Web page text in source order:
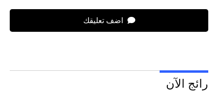
اضف تعليقك
رائج الآن